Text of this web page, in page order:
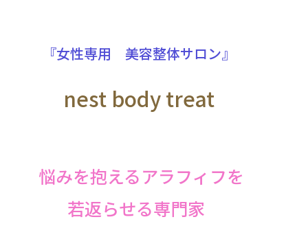
『女性専用 美容整体サロン』
nest body treat
悩みを抱えるアラフィフを
若返らせる専門家